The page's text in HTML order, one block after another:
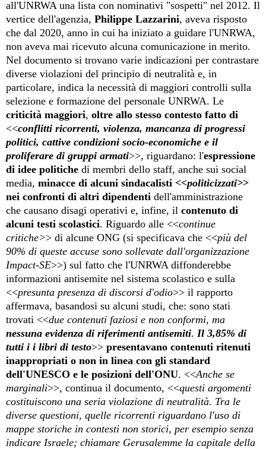
all'UNRWA una lista con nominativi "sospetti" nel 2012. Il
vertice dell'agenzia, Philippe Lazzarini, aveva risposto
che dal 2020, anno in cui ha iniziato a guidare l'UNRWA,
non aveva mai ricevuto alcuna comunicazione in merito.
Nel documento si trovano varie indicazioni per contrastare
diverse violazioni del principio di neutralità e, in
particolare, indica la necessità di maggiori controlli sulla
selezione e formazione del personale UNRWA. Le
criticità maggiori, oltre allo stesso contesto fatto di
<<conflitti ricorrenti, violenza, mancanza di progressi
politici, cattive condizioni socio-economiche e il
proliferare di gruppi armati>>, riguardano: l'espressione
di idee politiche di membri dello staff, anche sui social
media, minacce di alcuni sindacalisti <<politicizzati>>
nei confronti di altri dipendenti dell'amministrazione
che causano disagi operativi e, infine, il contenuto di
alcuni testi scolastici. Riguardo alle <<continue
critiche>> di alcune ONG (si specificava che <<più del
90% di queste accuse sono sollevate dall'organizzazione
Impact-SE>>) sul fatto che l'UNRWA diffonderebbe
informazioni antisemite nel sistema scolastico e sulla
<<presunta presenza di discorsi d'odio>> il rapporto
affermava, basandosi su alcuni studi, che: sono stati
trovati <<due contenuti faziosi e non conformi, ma
nessuna evidenza di riferimenti antisemiti. Il 3,85% di
tutti i i libri di testo>> presentavano contenuti ritenuti
inappropriati o non in linea con gli standard
dell'UNESCO e le posizioni dell'ONU. <<Anche se
marginali>>, continua il documento, <<questi argomenti
costituiscono una seria violazione di neutralità. Tra le
diverse questioni, quelle ricorrenti riguardano l'uso di
mappe storiche in contesti non storici, per esempio senza
indicare Israele; chiamare Gerusalemme la capitale della